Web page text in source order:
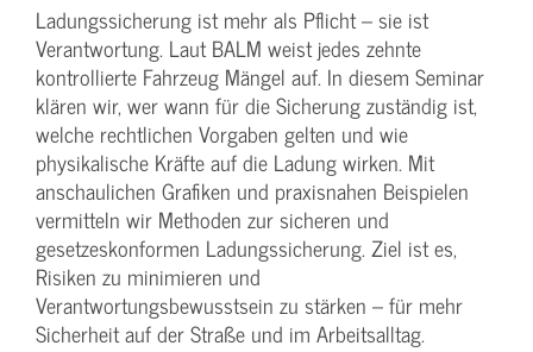
Ladungssicherung ist mehr als Pflicht – sie ist
Verantwortung. Laut BALM weist jedes zehnte
kontrollierte Fahrzeug Mängel auf. In diesem Seminar
klären wir, wer wann für die Sicherung zuständig ist,
welche rechtlichen Vorgaben gelten und wie
physikalische Kräfte auf die Ladung wirken. Mit
anschaulichen Grafiken und praxisnahen Beispielen
vermitteln wir Methoden zur sicheren und
gesetzeskonformen Ladungssicherung. Ziel ist es,
Risiken zu minimieren und
Verantwortungsbewusstsein zu stärken – für mehr
Sicherheit auf der Straße und im Arbeitsalltag.